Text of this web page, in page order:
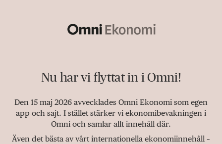
Nu har vi flyttat in i Omni!
Den 15 maj 2026 avvecklades Omni Ekonomi som egen
app och sajt. I stället stärker vi ekonomibevakningen i
Omni och samlar allt innehåll där.
Även det bästa av vårt internationella ekonomiinnehåll –